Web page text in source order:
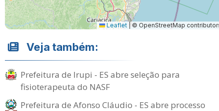
Leaflet © OpenStreetMap
Veja também:
Prefeitura de Irupi - ES abre seleção para
fisioterapeuta do NASF
Prefeitura de Afonso Cláudio - ES abre processo